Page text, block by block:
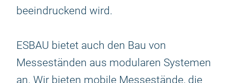
beeindruckend wird.
ESBAU bietet auch den Bau von
Messeständen aus modularen Systemen
an. Wir bieten mobile Messestände, die